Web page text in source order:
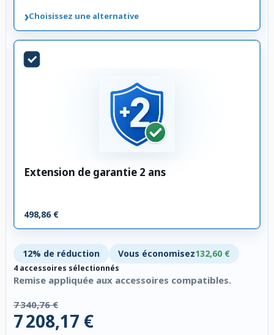
›Choisissez une alternative
Extension de garantie 2 ans
498,86 €
12% de réduction Vous économisez132,60 €
4 accessoires sélectionnés
Remise appliquée aux accessoires compatibles.
7 340,76 €
7 208,17 €